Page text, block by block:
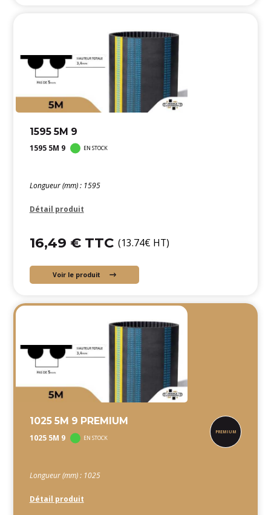
1595 5M 9
1595 5M 9 EN STOCK
Longueur (mm) : 1595
Détail produit
16,49 € TTC (13.74€ HT)
Voir le produit
1025 5M 9 PREMIUM
1025 5M 9 EN STOCK
Longueur (mm) : 1025
Détail produit